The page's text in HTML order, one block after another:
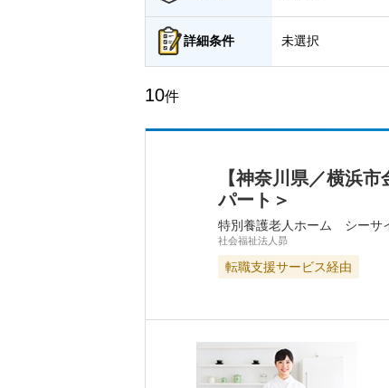
詳細条件 未選択
10件
【神奈川県／横浜
パート＞
特別養護老人ホーム シーサ
社会福祉法人昴
転職支援サービス経由